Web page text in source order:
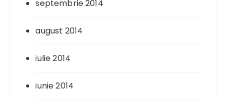
septembrie 2014
august 2014
iulie 2014
iunie 2014